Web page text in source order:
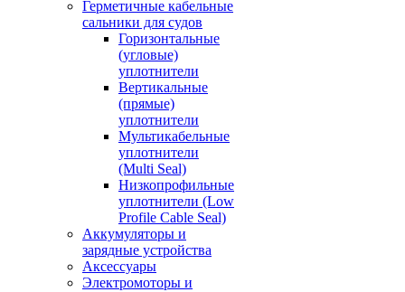
Герметичные кабельные
сальники для судов
Горизонтальные
(угловые)
уплотнители
Вертикальные
(прямые)
уплотнители
Мультикабельные
уплотнители
(Multi Seal)
Низкопрофильные
уплотнители (Low
Profile Cable Seal)
Аккумуляторы и
зарядные устройства
Аксессуары
Электромоторы и